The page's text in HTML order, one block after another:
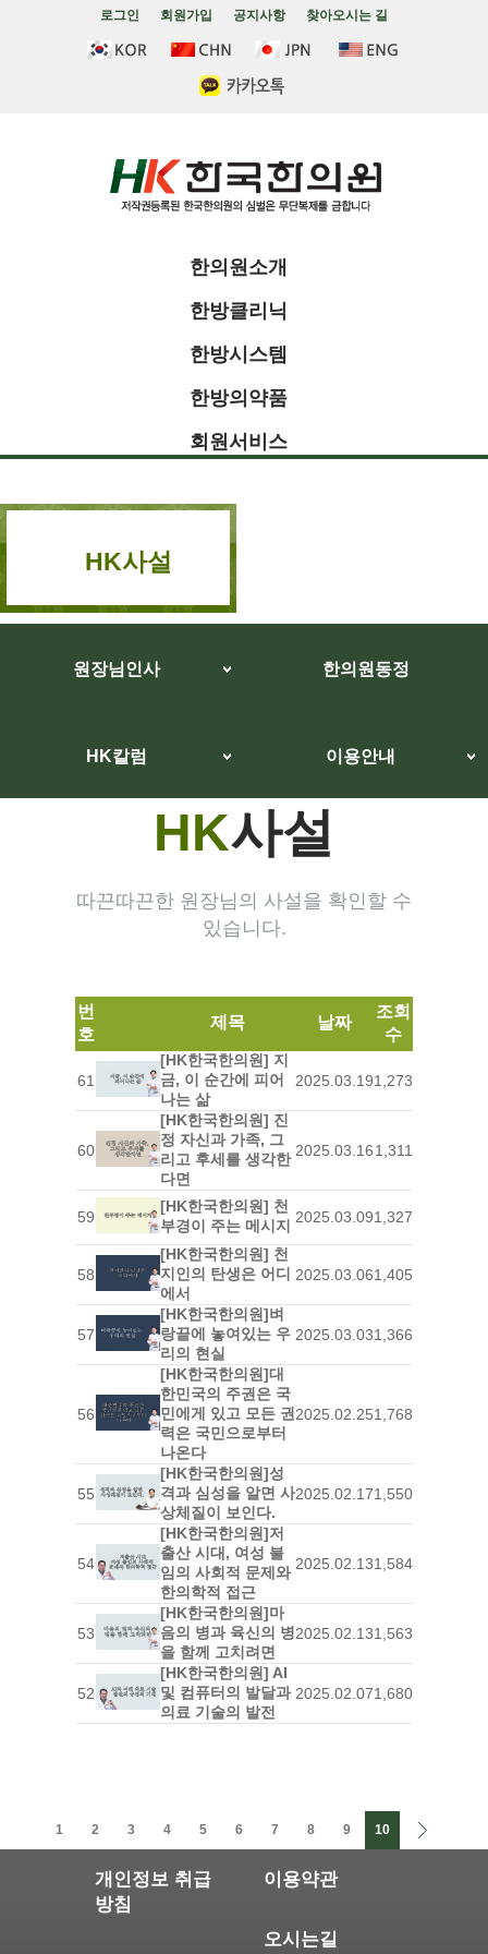
로그인 회원가입 공지사항 찾아오시는 길
한의원소개
한방클리닉
한방시스템
한방의약품
회원서비스
HK사설
원장님인사 한의원동정
HK칼럼 이용안내
HK사설
따끈따끈한 원장님의 사설을 확인할 수
있습니다.
번
호
제목 날짜
조회
수
61
[HK한국한의원] 지
금, 이 순간에 피어
나는 삶
2025.03.191,273
60
[HK한국한의원] 진
정 자신과 가족, 그
리고 후세를 생각한
다면
2025.03.161,311
59
[HK한국한의원] 천
부경이 주는 메시지 2025.03.091,327
58
[HK한국한의원] 천
지인의 탄생은 어디
에서
2025.03.061,405
57
[HK한국한의원]벼
랑끝에 놓여있는 우
리의 현실
2025.03.031,366
56
[HK한국한의원]대
한민국의 주권은 국
민에게 있고 모든 권
력은 국민으로부터
나온다
2025.02.251,768
55
[HK한국한의원]성
격과 심성을 알면 사
상체질이 보인다.
2025.02.171,550
54
[HK한국한의원]저
출산 시대, 여성 불
임의 사회적 문제와
한의학적 접근
2025.02.131,584
53
[HK한국한의원]마
음의 병과 육신의 병
을 함께 고치려면
2025.02.131,563
52
[HK한국한의원] AI
및 컴퓨터의 발달과
의료 기술의 발전
2025.02.071,680
1 2 3 4 5 6 7 8 9 10
개인정보 취급
방침
이용약관
오시는길